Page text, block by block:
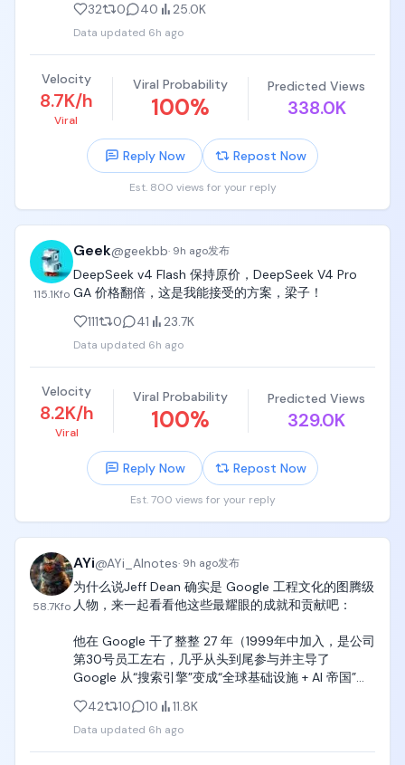
然后自己进去试了下：
https://t.co/4rlGoEFU6c
结果最离谱的是价格。
1.5U 直接当 100U 用。
这个比例你说不心动是假的，尤其是平时 API 调得多
仪表盘能直接看余额、API Key、今日请求、Token 用
量，还有各个平台的消耗拆分。
客服响应也挺快，至少我试的时候不是那种发消息石
不过我建议别一上来就猛冲。
这种中转平台，先小额测。
看稳定性、看响应速度、看模型可用情况，再决定要
不要长期用。
便宜是真的便宜。
但 API 这东西，最怕的不是贵，是你正用着它突然抽
风。
反正我先丢这了。
有高频调用需求的可以自己测一下，别听谁吹，自己
跑一轮最实在。
32 0 40 25.0K
Data updated 6h ago
Velocity
8.7K/h
Viral
Viral Probability
100%
Predicted Views
338.0K
Reply Now Repost Now
Est. 800 views for your reply
115.1Kfo
Geek@geekbb· 9h ago发布
DeepSeek v4 Flash 保持原价，DeepSeek V4 Pro
GA 价格翻倍，这是我能接受的方案，梁子！
111
0 41 23.7K
Data updated 6h ago
Velocity
8.2K/h
Viral
Viral Probability
100%
Predicted Views
329.0K
Reply Now Repost Now
Est. 700 views for your reply
58.7Kfo
AYi@AYi_AInotes· 9h ago发布
为什么说Jeff Dean 确实是 Google 工程文化的图腾级
人物，来一起看看他这些最耀眼的成就和贡献吧：
他在 Google 干了整整 27 年（1999年中加入，是公司
第30号员工左右，几乎从头到尾参与并主导了
Google 从“搜索引擎”变成“全球基础设施 + AI 帝国”的
最耀眼的成就（按影响力排序）
1.  MapReduce（2004，与 Sanjay Ghemawat 共同
42 10 10 11.8K
Data updated 6h ago